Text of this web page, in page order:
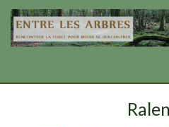
contenu